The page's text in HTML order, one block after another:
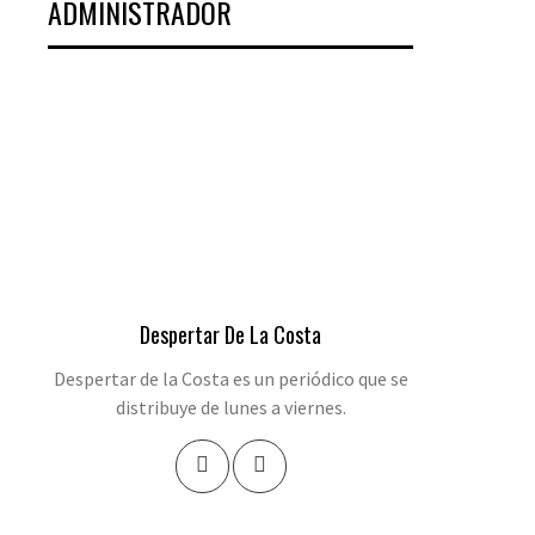
ADMINISTRADOR
Despertar De La Costa
Despertar de la Costa es un periódico que se
distribuye de lunes a viernes.